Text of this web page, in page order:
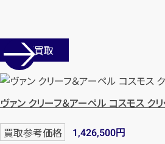
店舗買取
ヴァン クリーフ＆アーペル コスモス ク
買取参考価格 1,426,500円